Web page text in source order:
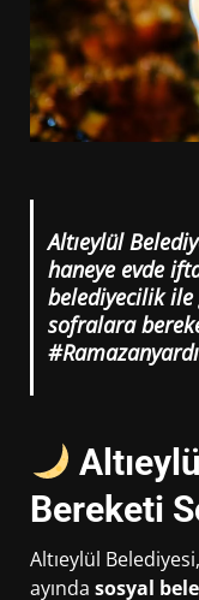
Altıeylül
haneye evde
belediyecilik ile
sofralara
Bereketi
Altıeylül
ayında sosyal